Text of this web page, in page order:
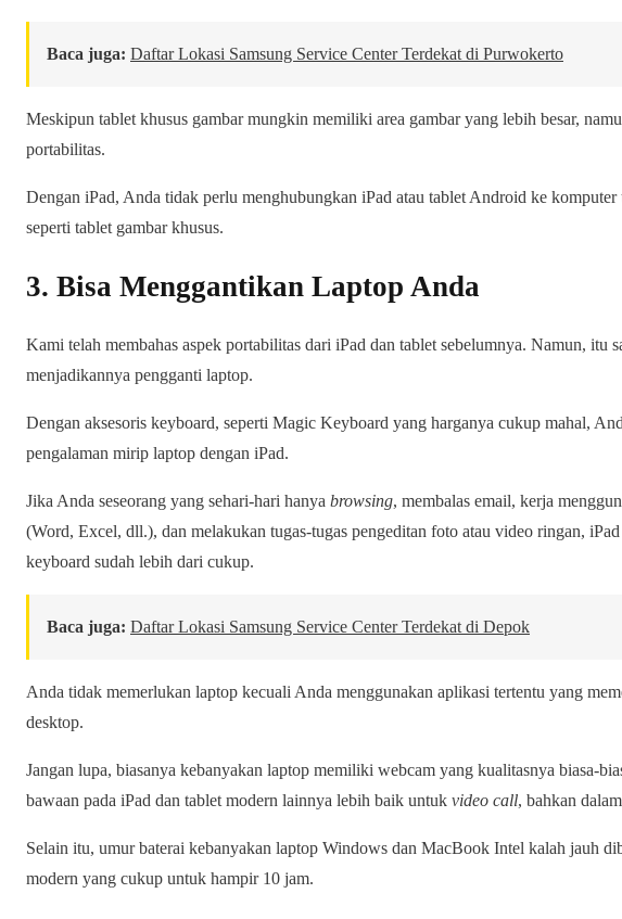
Baca juga: Daftar Lokasi Samsung Service Center Terdekat di Purwokerto
Meskipun tablet khusus gambar mungkin memiliki area gambar yang lebih besar,
portabilitas.
Dengan iPad, Anda tidak perlu menghubungkan iPad atau tablet Android ke
seperti tablet gambar khusus.
3. Bisa Menggantikan Laptop Anda
Kami telah membahas aspek portabilitas dari iPad dan tablet sebelumnya. Namun, itu
menjadikannya pengganti laptop.
Dengan aksesoris keyboard, seperti Magic Keyboard yang harganya cukup mahal,
pengalaman mirip laptop dengan iPad.
Jika Anda seseorang yang sehari-hari hanya browsing, membalas email, kerja
(Word, Excel, dll.), dan melakukan tugas-tugas pengeditan foto atau video ringan,
keyboard sudah lebih dari cukup.
Baca juga: Daftar Lokasi Samsung Service Center Terdekat di Depok
Anda tidak memerlukan laptop kecuali Anda menggunakan aplikasi tertentu yang
desktop.
Jangan lupa, biasanya kebanyakan laptop memiliki webcam yang kualitasnya biasa-
bawaan pada iPad dan tablet modern lainnya lebih baik untuk video call, bahkan
Selain itu, umur baterai kebanyakan laptop Windows dan MacBook Intel kalah jauh
modern yang cukup untuk hampir 10 jam.